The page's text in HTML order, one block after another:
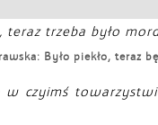
, teraz trzeba było
Było piekło, teraz
w czyimś